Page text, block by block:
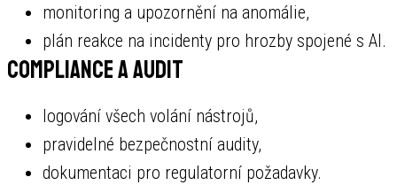
monitoring a upozornění na anomálie,
plán reakce na incidenty pro hrozby spojené s AI.
Compliance a audit
logování všech volání nástrojů,
pravidelné bezpečnostní audity,
dokumentaci pro regulatorní požadavky.